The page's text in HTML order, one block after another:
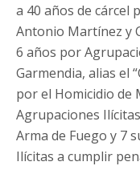
a 40 años de cárcel
Antonio Martínez y
6 años por
Garmendia, alias el
por el Homicidio de
Agrupaciones
Arma de Fuego y 7
Ilícitas a cumplir